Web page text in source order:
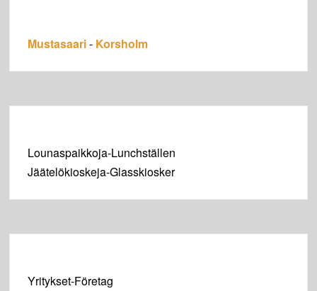
Mustasaari- Korsholm
Lounaspaikkoja-Lunchställen
Jäätelökioskeja-Glasskiosker
Yritykset-Företag